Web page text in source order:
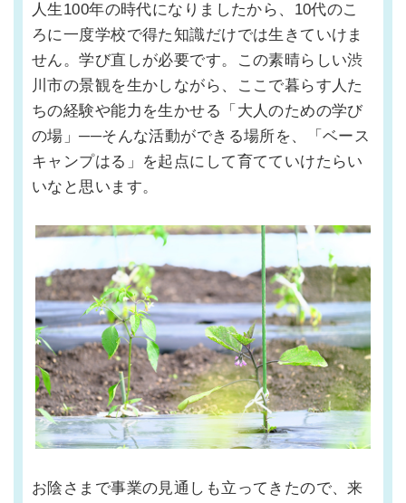
人生100年の時代になりましたから、10代のこ
ろに一度学校で得た知識だけでは生きていけま
せん。学び直しが必要です。この素晴らしい渋
川市の景観を生かしながら、ここで暮らす人た
ちの経験や能力を生かせる「大人のための学び
の場」──そんな活動ができる場所を、「ベース
キャンプはる」を起点にして育てていけたらい
いなと思います。
お陰さまで事業の見通しも立ってきたので、来